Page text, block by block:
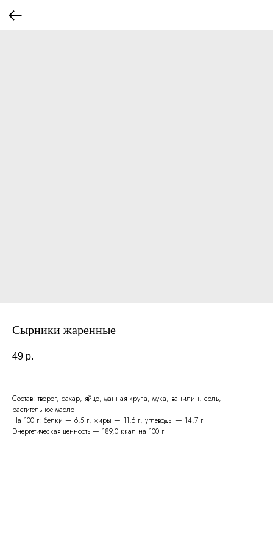
Сырники жаренные
49 р.
Состав: творог, сахар, яйцо, манная крупа, мука, ванилин, соль,
растительное масло
На 100 г: белки — 6,5 г, жиры — 11,6 г, углеводы — 14,7 г
Энергетическая ценность — 189,0 ккал на 100 г